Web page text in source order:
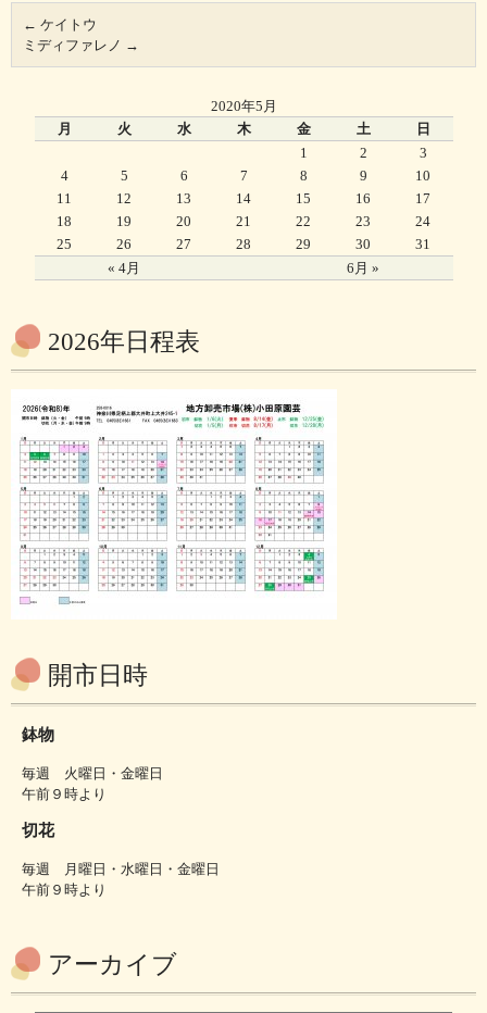
← ケイトウ
ミディファレノ →
2020年5月
月
火 水 木 金 土 日
« 4月 6月 »
1 2
3
4
5 6 7 8 9
10
11
12 13 14 15 16
17
18
19 20 21 22 23
24
25
26 27 28 29 30 31
2026年日程表
開市日時
鉢物
毎週 火曜日・金曜日
午前９時より
切花
毎週 月曜日・水曜日・金曜日
午前９時より
アーカイブ